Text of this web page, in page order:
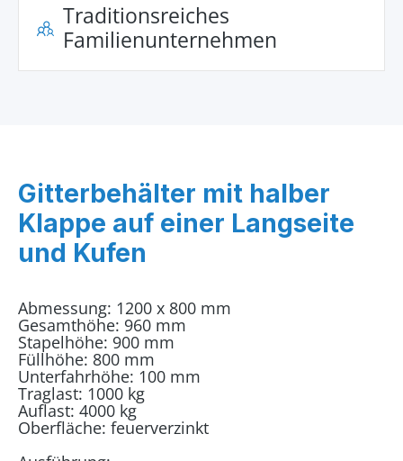
Traditionsreiches
Familienunternehmen
Gitterbehälter mit halber
Klappe auf einer Langseite
und Kufen
Abmessung: 1200 x 800 mm
Gesamthöhe: 960 mm
Stapelhöhe: 900 mm
Füllhöhe: 800 mm
Unterfahrhöhe: 100 mm
Traglast: 1000 kg
Auflast: 4000 kg
Oberfläche: feuerverzinkt